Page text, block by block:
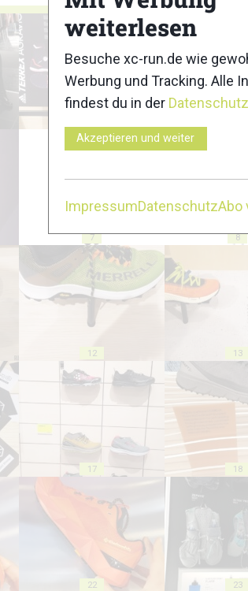
7 8
12 13
17 18
22 23
weiterlesen
Besuche xc-run.de wie
Werbung und Tracking. Alle
findest du in der
Akzeptieren und weiter
ImpressumDatenschutzAbo